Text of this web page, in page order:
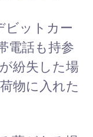
ビットカー
電話も持参
紛失した場
物に入れた